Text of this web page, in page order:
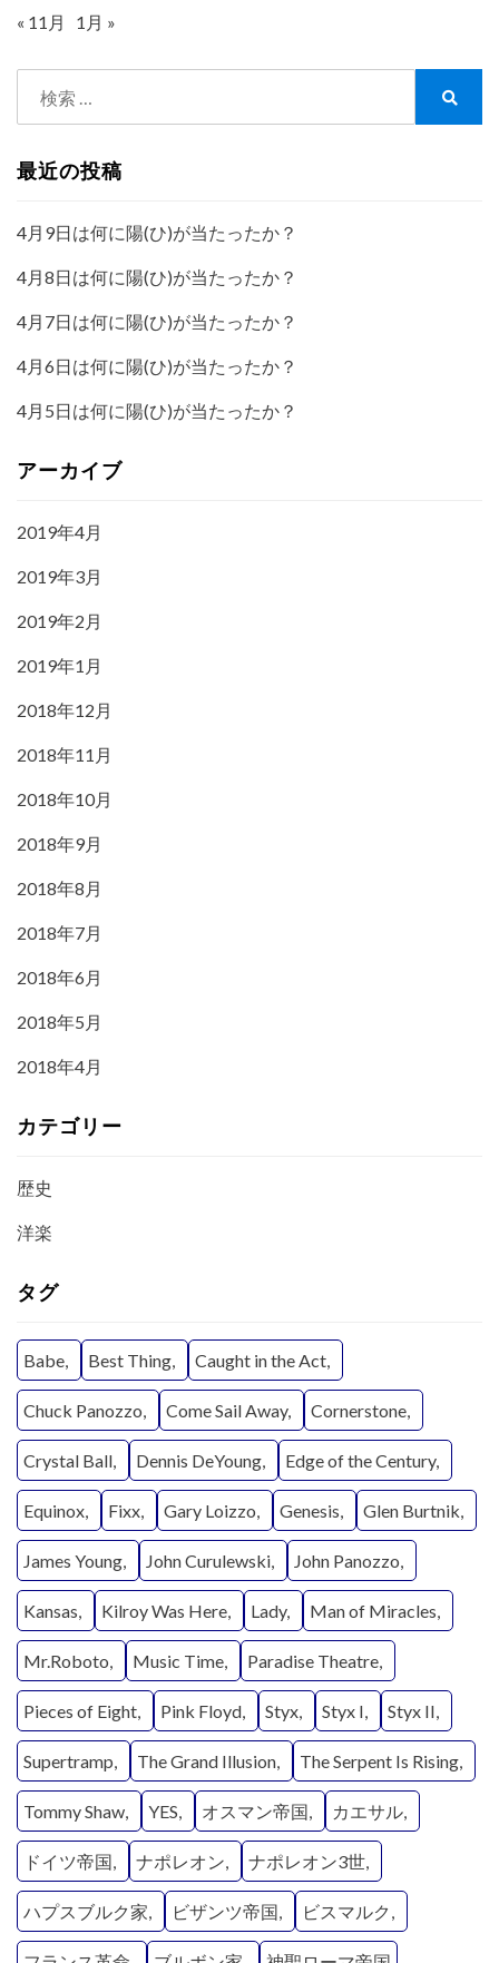
« 11月 1月 »
最近の投稿
4月9日は何に陽(ひ)が当たったか？
4月8日は何に陽(ひ)が当たったか？
4月7日は何に陽(ひ)が当たったか？
4月6日は何に陽(ひ)が当たったか？
4月5日は何に陽(ひ)が当たったか？
アーカイブ
2019年4月
2019年3月
2019年2月
2019年1月
2018年12月
2018年11月
2018年10月
2018年9月
2018年8月
2018年7月
2018年6月
2018年5月
2018年4月
カテゴリー
歴史
洋楽
タグ
Babe Best Thing Caught in the Act
Chuck Panozzo Come Sail Away Cornerstone
Crystal Ball Dennis DeYoung Edge of the Century
Equinox Fixx Gary Loizzo Genesis Glen Burtnik
James Young John Curulewski John Panozzo
Kansas Kilroy Was Here Lady Man of Miracles
Mr.Roboto Music Time Paradise Theatre
Pieces of Eight Pink Floyd Styx Styx I Styx II
Supertramp The Grand Illusion The Serpent Is Rising
Tommy Shaw YES オスマン帝国 カエサル
ドイツ帝国 ナポレオン ナポレオン3世
ハプスブルク家 ビザンツ帝国 ビスマルク